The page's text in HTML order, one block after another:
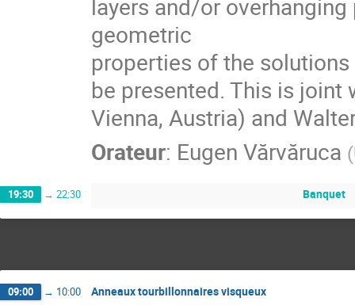
layers and/or
geometric
properties of the
be presented. This is
Vienna, Austria) and
Orateur: Eugen Vărvăruca (
19:30 → 22:30 Banquet
09:00 → 10:00 Anneaux tourbillonnaires visqueux